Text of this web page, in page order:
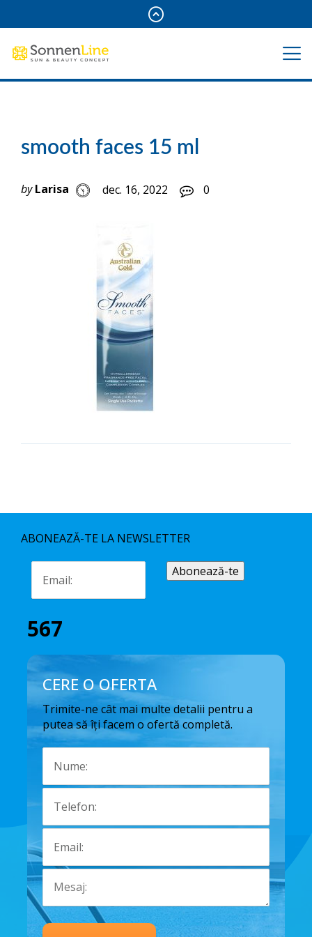
smooth faces 15 ml
by Larisa dec. 16, 2022 0
ABONEAZĂ-TE LA NEWSLETTER
567
CERE O OFERTA
Trimite-ne cât mai multe detalii pentru a
putea să îți facem o ofertă completă.